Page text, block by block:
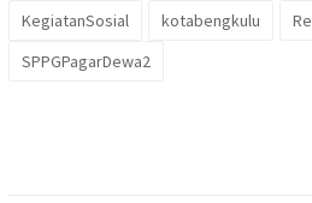
KegiatanSosial
kotabengkulu
SPPGPagarDewa2